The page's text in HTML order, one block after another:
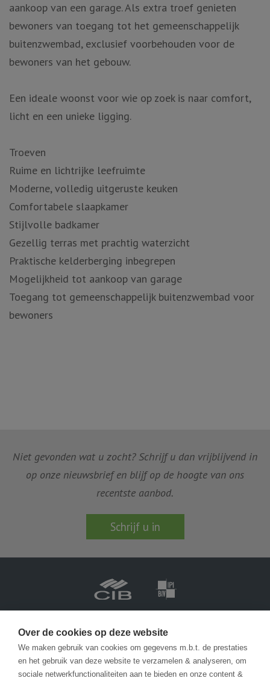
aankoop van een garage. Als extra troef genieten
bewoners van toegang tot het gemeenschappelijk
buitenzwembad, exclusief voorbehouden voor de
bewoners van het gebouw.
Een ideale woonst voor wie op zoek is naar comfort,
licht en een unieke ligging.
Troeven
Ruime en lichtrijke leefruimte
Moderne, volledig uitgeruste keuken
Comfortabele slaapkamer
Stijlvolle badkamer
Gezellig terras met prachtig waterzicht
Praktische kelderberging inbegrepen
Mogelijkheid tot aankoop van garage
Toegang tot gemeenschappelijk buitenzwembad voor
bewoners
Niet gevonden wat u zocht? Schrijf u dan vrijblijvend in
op onze nieuwsbrief en blijf op de hoogte van ons
recentste aanbod.
Schrijf u in
Ondernemingsnummer BTW-BE 0471 413 565
info@becue.be
Over de cookies op deze website
We maken gebruik van cookies om gegevens m.b.t. de prestaties
en het gebruik van deze website te verzamelen & analyseren, om
sociale netwerkfunctionaliteiten aan te bieden en onze content &